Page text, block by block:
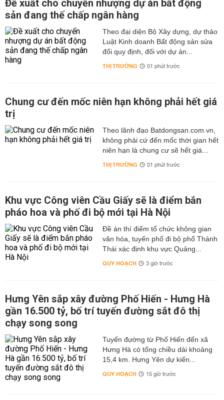
Đề xuất cho chuyển nhượng dự án bất động
sản đang thế chấp ngân hàng
Theo đại diện Bộ Xây dựng, dự thảo
Luật Kinh doanh Bất động sản sửa
đổi quy định, đối với dự án...
THỊ TRƯỜNG 01 phút trước
Chung cư đến mốc niên hạn không phải hết giá
trị
Theo lãnh đạo Batdongsan.com.vn,
không phải cứ đến mốc thời gian hết
niên hạn là chung cư sẽ hết giá...
THỊ TRƯỜNG 01 phút trước
Khu vực Công viên Cầu Giấy sẽ là điểm bắn
pháo hoa và phố đi bộ mới tại Hà Nội
Đề án thí điểm tổ chức không gian
văn hóa, tuyến phố đi bộ phố Thành
Thái xác định khu vực Quảng...
QUY HOẠCH 3 giờ trước
Hưng Yên sắp xây đường Phố Hiến - Hưng Hà
gần 16.500 tỷ, bố trí tuyến đường sắt đô thị
chạy song song
Tuyến đường từ Phố Hiến đến xã
Hưng Hà có tổng chiều dài khoảng
15,4 km. Hưng Yên dự kiến...
QUY HOẠCH 15 giờ trước